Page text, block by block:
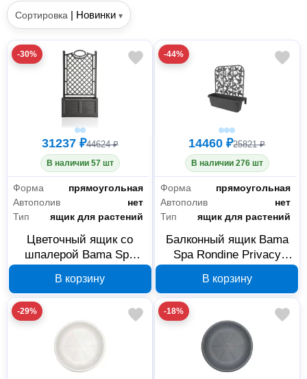
Сортировка | Новинки ▾
-30%
31237 ₽44624 ₽
В наличии 57 шт
Форма
прямоугольная
Автополив
нет
Тип
ящик для растений
Цветочный ящик со
шпалерой Bama Spa
В корзину
-44%
14460 ₽25821 ₽
В наличии 276 шт
Форма
прямоугольная
Автополив
нет
Тип
ящик для растений
Балконный ящик Bama
Spa Rondine Privacy
антрацит 2 шт 069578
В корзину
-29% -18%